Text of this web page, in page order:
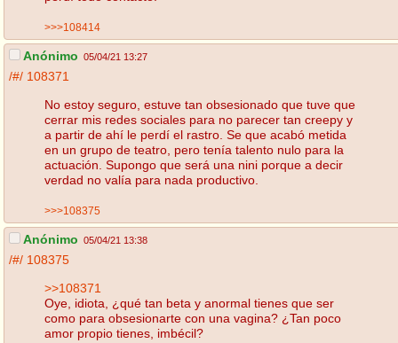
>>>108414
Anónimo 05/04/21 13:27
/#/ 108371
No estoy seguro, estuve tan obsesionado que tuve que
cerrar mis redes sociales para no parecer tan creepy y
a partir de ahí le perdí el rastro. Se que acabó metida
en un grupo de teatro, pero tenía talento nulo para la
actuación. Supongo que será una nini porque a decir
verdad no valía para nada productivo.
>>>108375
Anónimo 05/04/21 13:38
/#/ 108375
>>108371
Oye, idiota, ¿qué tan beta y anormal tienes que ser
como para obsesionarte con una vagina? ¿Tan poco
amor propio tienes, imbécil?